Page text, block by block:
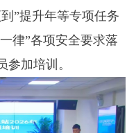
”提升年等专项任务
律”各项安全要求落
加培训。